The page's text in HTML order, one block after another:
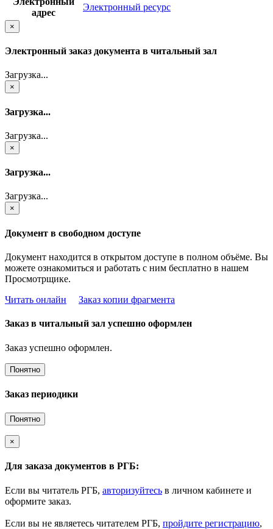
адрес
Электронный ресурс
×
Электронный заказ документа в читальный зал
Загрузка...
×
Загрузка...
Загрузка...
×
Загрузка...
Загрузка...
×
Документ в свободном доступе
Документ находится в открытом доступе в полном объёме. Вы
можете ознакомиться и работать с ним бесплатно в нашем
Просмотрщике.
Читать онлайн
Заказ копии фрагмента
Заказ в читальный зал успешно оформлен
Заказ успешно оформлен.
Понятно
Заказ периодики
Понятно
×
Для заказа документов в РГБ:
Если вы читатель РГБ, авторизуйтесь в личном кабинете и
оформите заказ.
Если вы не являетесь читателем РГБ, пройдите регистрацию,